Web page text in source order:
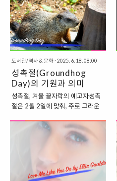
도서관/역사 & 문화· 2025. 6. 18. 08:00
성촉절(Groundhog
Day)의 기원과 의미
성촉절, 겨울 끝자락의 예고자성촉
절은 2월 2일에 맞춰, 주로 그라운
고하는 전통적인 날이야.이날, 그라
운드 호그가 자신의 그림자를 보고
겨울의 끝을 예고한다는 믿음이 사
이 전통의 기원을 살펴보면, 겨울을
끝내고 새로운 시작을 알리는 희망